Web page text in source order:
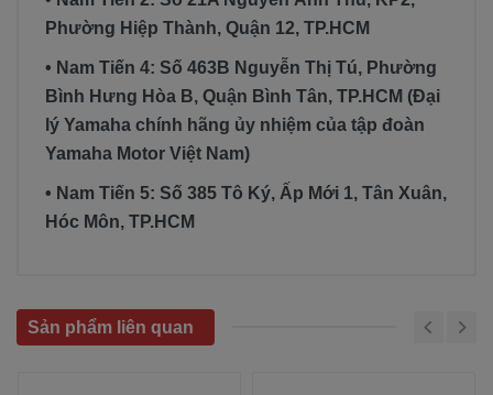
Phường Hiệp Thành, Quận 12, TP.HCM
• Nam Tiến 4: Số 463B Nguyễn Thị Tú, Phường
Bình Hưng Hòa B, Quận Bình Tân, TP.HCM (Đại
lý Yamaha chính hãng ủy nhiệm của tập đoàn
Yamaha Motor Việt Nam)
• Nam Tiến 5: Số 385 Tô Ký, Ấp Mới 1, Tân Xuân,
Hóc Môn, TP.HCM
Sản phẩm liên quan